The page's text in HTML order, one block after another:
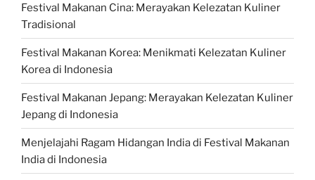
Festival Makanan Cina: Merayakan Kelezatan Kuliner
Tradisional
Festival Makanan Korea: Menikmati Kelezatan Kuliner
Korea di Indonesia
Festival Makanan Jepang: Merayakan Kelezatan Kuliner
Jepang di Indonesia
Menjelajahi Ragam Hidangan India di Festival Makanan
India di Indonesia